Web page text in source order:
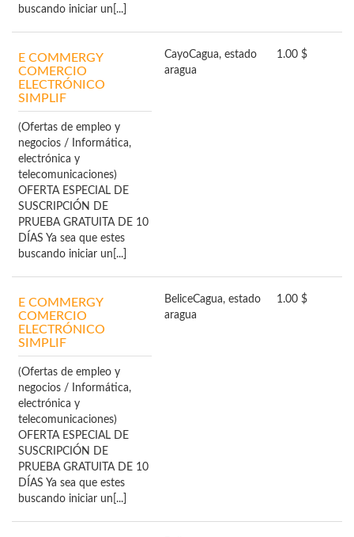
buscando iniciar un[...]
E COMMERGY
COMERCIO
ELECTRÓNICO
SIMPLIF
(Ofertas de empleo y
negocios / Informática,
electrónica y
telecomunicaciones)
OFERTA ESPECIAL DE
SUSCRIPCIÓN DE
PRUEBA GRATUITA DE 10
DÍAS Ya sea que estes
buscando iniciar un[...]
CayoCagua, estado
aragua
1.00 $
E COMMERGY
COMERCIO
ELECTRÓNICO
SIMPLIF
(Ofertas de empleo y
negocios / Informática,
electrónica y
telecomunicaciones)
OFERTA ESPECIAL DE
SUSCRIPCIÓN DE
PRUEBA GRATUITA DE 10
DÍAS Ya sea que estes
buscando iniciar un[...]
BeliceCagua, estado
aragua
1.00 $